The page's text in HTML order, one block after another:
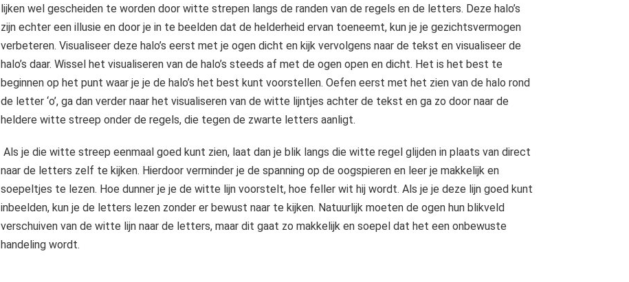
lijken wel gescheiden te worden door witte strepen langs de randen van de regels en de letters. Deze halo’s
zijn echter een illusie en door je in te beelden dat de helderheid ervan toeneemt, kun je je gezichtsvermogen
verbeteren. Visualiseer deze halo’s eerst met je ogen dicht en kijk vervolgens naar de tekst en visualiseer de
halo’s daar. Wissel het visualiseren van de halo’s steeds af met de ogen open en dicht. Het is het best te
beginnen op het punt waar je je de halo’s het best kunt voorstellen. Oefen eerst met het zien van de halo rond
de letter ‘o’, ga dan verder naar het visualiseren van de witte lijntjes achter de tekst en ga zo door naar de
heldere witte streep onder de regels, die tegen de zwarte letters aanligt.
Als je die witte streep eenmaal goed kunt zien, laat dan je blik langs die witte regel glijden in plaats van direct
naar de letters zelf te kijken. Hierdoor verminder je de spanning op de oogspieren en leer je makkelijk en
soepeltjes te lezen. Hoe dunner je je de witte lijn voorstelt, hoe feller wit hij wordt. Als je je deze lijn goed kunt
inbeelden, kun je de letters lezen zonder er bewust naar te kijken. Natuurlijk moeten de ogen hun blikveld
verschuiven van de witte lijn naar de letters, maar dit gaat zo makkelijk en soepel dat het een onbewuste
handeling wordt.